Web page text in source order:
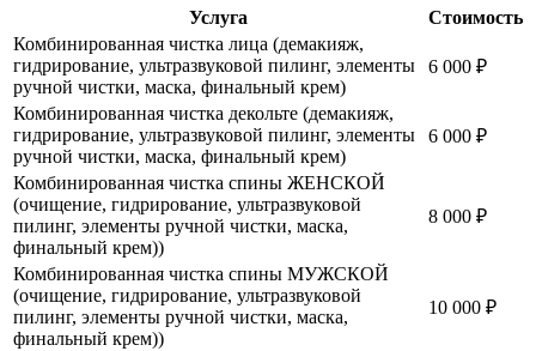
Услуга
Стоимость
Комбинированная чистка лица (демакияж,
гидрирование, ультразвуковой пилинг, элементы
ручной чистки, маска, финальный крем)
6 000 ₽
Комбинированная чистка декольте (демакияж,
гидрирование, ультразвуковой пилинг, элементы
ручной чистки, маска, финальный крем)
6 000 ₽
Комбинированная чистка спины ЖЕНСКОЙ
(очищение, гидрирование, ультразвуковой
пилинг, элементы ручной чистки, маска,
финальный крем))
8 000 ₽
Комбинированная чистка спины МУЖСКОЙ
(очищение, гидрирование, ультразвуковой
пилинг, элементы ручной чистки, маска,
финальный крем))
10 000 ₽